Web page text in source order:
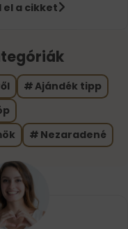
el a cikket
Ajándék tipp
Nezaradené